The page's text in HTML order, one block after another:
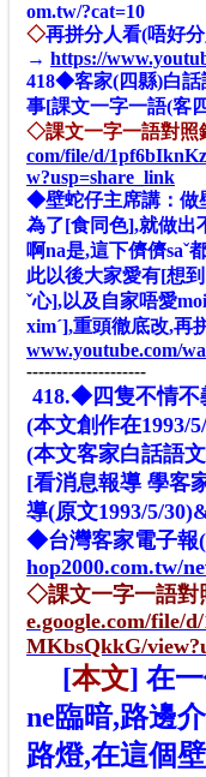
om.tw/?cat=10
◇再拼分人看(唔好
→ https://
418◆客家(四縣)白話
事[課文一字一語(客
◇課文一字一語對照
com/file/d/
w?usp=share_link
◆壁蛇仔主席講：做
為了[食同色],就做出
啊na是,這下儕儕saˇ
此以後大家愛有[想
ˇ心],以及自家唔愛
ximˊ],重頭徹底改,再
www.youtube.com/
--------------------
418.◆四隻不情不
(本文創作在1993/
(本文客家白話語
[看消息報導 學客
導(原文1993/5/30)
◆台灣客家電子報(
hop2000.com.tw/
◇課文一字一語對
e.google.com/file/
MKbsQkkG/
[本文] 在
ne臨暗,路邊
路燈,在這個